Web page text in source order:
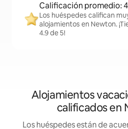
Calificación promedio:
Los huéspedes califican
alojamientos en Newton.
4.9 de 5!
Alojamientos
calificados en
Los huéspedes están de